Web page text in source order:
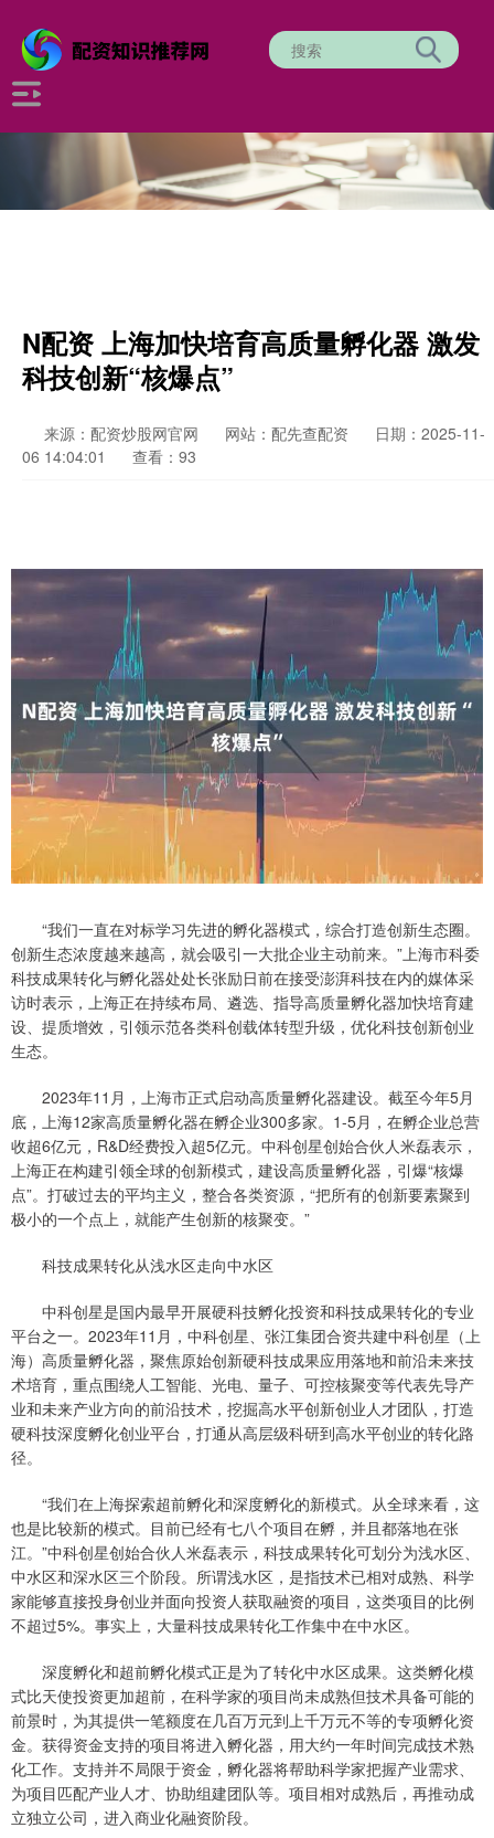
N配资 上海加快培育高质量孵化器 激发
科技创新“核爆点”
来源：配资炒股网官网 网站：配先查配资
日期：2025-11-
06 14:04:01
查看：93
“我们一直在对标学习先进的孵化器模式，综合打造创新生态圈。
创新生态浓度越来越高，就会吸引一大批企业主动前来。”上海市科委
科技成果转化与孵化器处处长张励日前在接受澎湃科技在内的媒体采
访时表示，上海正在持续布局、遴选、指导高质量孵化器加快培育建
设、提质增效，引领示范各类科创载体转型升级，优化科技创新创业
生态。
2023年11月，上海市正式启动高质量孵化器建设。截至今年5月
底，上海12家高质量孵化器在孵企业300多家。1-5月，在孵企业总营
收超6亿元，R&D经费投入超5亿元。中科创星创始合伙人米磊表示，
上海正在构建引领全球的创新模式，建设高质量孵化器，引爆“核爆
点”。打破过去的平均主义，整合各类资源，“把所有的创新要素聚到
极小的一个点上，就能产生创新的核聚变。”
科技成果转化从浅水区走向中水区
中科创星是国内最早开展硬科技孵化投资和科技成果转化的专业
平台之一。2023年11月，中科创星、张江集团合资共建中科创星（上
海）高质量孵化器，聚焦原始创新硬科技成果应用落地和前沿未来技
术培育，重点围绕人工智能、光电、量子、可控核聚变等代表先导产
业和未来产业方向的前沿技术，挖掘高水平创新创业人才团队，打造
硬科技深度孵化创业平台，打通从高层级科研到高水平创业的转化路
径。
“我们在上海探索超前孵化和深度孵化的新模式。从全球来看，这
也是比较新的模式。目前已经有七八个项目在孵，并且都落地在张
江。”中科创星创始合伙人米磊表示，科技成果转化可划分为浅水区、
中水区和深水区三个阶段。所谓浅水区，是指技术已相对成熟、科学
家能够直接投身创业并面向投资人获取融资的项目，这类项目的比例
不超过5%。事实上，大量科技成果转化工作集中在中水区。
深度孵化和超前孵化模式正是为了转化中水区成果。这类孵化模
式比天使投资更加超前，在科学家的项目尚未成熟但技术具备可能的
前景时，为其提供一笔额度在几百万元到上千万元不等的专项孵化资
金。获得资金支持的项目将进入孵化器，用大约一年时间完成技术熟
化工作。支持并不局限于资金，孵化器将帮助科学家把握产业需求、
为项目匹配产业人才、协助组建团队等。项目相对成熟后，再推动成
立独立公司，进入商业化融资阶段。